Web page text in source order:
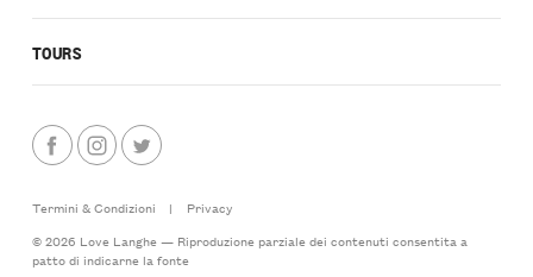
TOURS
Termini & Condizioni |
Privacy
© 2026 Love Langhe — Riproduzione parziale dei contenuti consentita a
patto di indicarne la fonte